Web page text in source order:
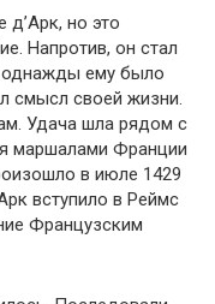
но это
Напротив, он стал
однажды ему было
смысл своей жизни.
Удача шла рядом с
маршалами Франции
в июле 1429
вступило в Реймс
Французским